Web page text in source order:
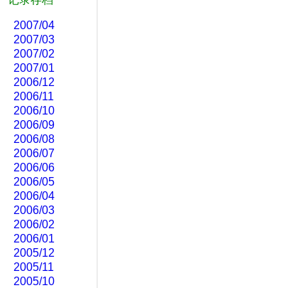
2007/04
2007/03
2007/02
2007/01
2006/12
2006/11
2006/10
2006/09
2006/08
2006/07
2006/06
2006/05
2006/04
2006/03
2006/02
2006/01
2005/12
2005/11
2005/10